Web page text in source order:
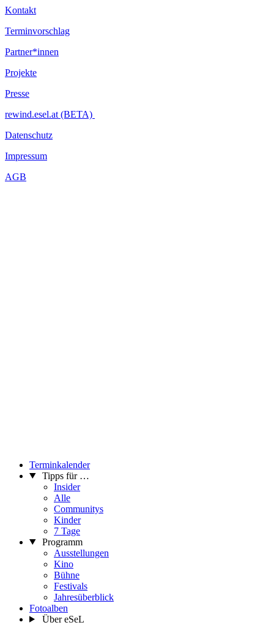
Kontakt
Terminvorschlag
Partner*innen
Projekte
Presse
rewind.esel.at (BETA)
Datenschutz
Impressum
AGB
Terminkalender
Tipps für …
Insider
Alle
Communitys
Kinder
7 Tage
Programm
Ausstellungen
Kino
Bühne
Festivals
Jahresüberblick
Fotoalben
Über eSeL